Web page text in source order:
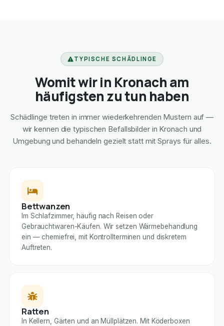
TYPISCHE SCHÄDLINGE
Womit wir in Kronach am
häufigsten zu tun haben
Schädlinge treten in immer wiederkehrenden Mustern auf —
wir kennen die typischen Befallsbilder in Kronach und
Umgebung und behandeln gezielt statt mit Sprays für alles.
Bettwanzen
Im Schlafzimmer, häufig nach Reisen oder
Gebrauchtwaren-Käufen. Wir setzen Wärmebehandlung
ein — chemiefrei, mit Kontrollterminen und diskretem
Auftreten.
Ratten
In Kellern, Gärten und an Müllplätzen. Mit Köderboxen